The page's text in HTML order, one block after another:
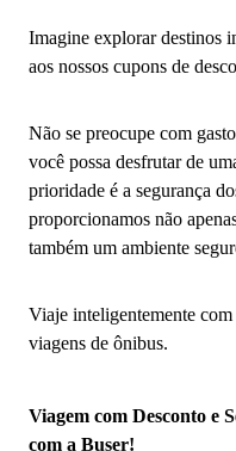
Imagine explorar destinos
aos nossos cupons de
Não se preocupe com
você possa desfrutar de
prioridade é a segurança
proporcionamos não
também um ambiente
Viaje inteligentemente
viagens de ônibus.
Viagem com Desconto e
com a Buser!